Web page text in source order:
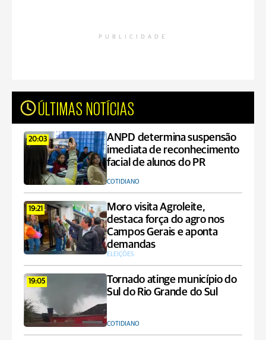
PUBLICIDADE
ÚLTIMAS NOTÍCIAS
20:03
ANPD determina suspensão
imediata de reconhecimento
facial de alunos do PR
COTIDIANO
19:21
Moro visita Agroleite,
destaca força do agro nos
Campos Gerais e aponta
demandas
ELEIÇÕES
19:05
Tornado atinge município do
Sul do Rio Grande do Sul
COTIDIANO